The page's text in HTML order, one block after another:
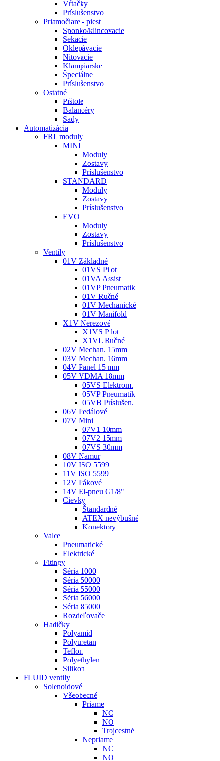
Vŕtačky
Príslušenstvo
Priamočiare - piest
Sponko/klincovacie
Sekacie
Oklepávacie
Nitovacie
Klampiarske
Špeciálne
Príslušenstvo
Ostatné
Pištole
Balancéry
Sady
Automatizácia
FRL moduly
MINI
Moduly
Zostavy
Príslušenstvo
STANDARD
Moduly
Zostavy
Príslušenstvo
EVO
Moduly
Zostavy
Príslušenstvo
Ventily
01V Základné
01VS Pilot
01VA Assist
01VP Pneumatik
01V Ručné
01V Mechanické
01V Manifold
X1V Nerezové
X1VS Pilot
X1VL Ručné
02V Mechan. 15mm
03V Mechan. 16mm
04V Panel 15 mm
05V VDMA 18mm
05VS Elektrom.
05VP Pneumatik
05VB Príslušen.
06V Pedálové
07V Mini
07V1 10mm
07V2 15mm
07VS 30mm
08V Namur
10V ISO 5599
11V ISO 5599
12V Pákové
14V El-pneu G1/8"
Cievky
Štandardné
ATEX nevýbušné
Konektory
Valce
Pneumatické
Elektrické
Fitingy
Séria 1000
Séria 50000
Séria 55000
Séria 56000
Séria 85000
Rozdeľovače
Hadičky
Polyamid
Polyuretan
Teflon
Polyethylen
Silikon
FLUID ventily
Solenoidové
Všeobecné
Priame
NC
NO
Trojcestné
Nepriame
NC
NO